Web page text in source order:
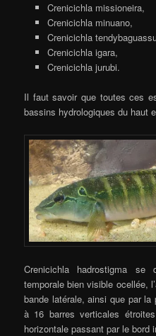
Crenicichla missioneira,
Crenicichla minuano,
Crenicichla
Crenicichla igara,
Crenicichla jurubi.
Il faut savoir que toutes ces
bassins hydrologiques du haut
Crenicichla hadrostigma
temporale bien visible ocellée,
bande latérale, ainsi que par
à 16 barres verticales
horizontale passant par le bord